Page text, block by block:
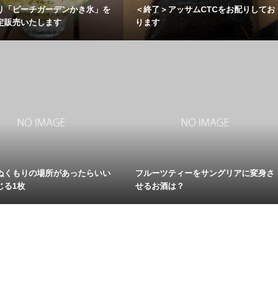
「ピーチガーデンかき氷」を
販売いたします
＜終了＞アッサムCTCをお配りしてお
ります
くもりの場所があったらいい
る1枚
フルーツティーをサングリアに変身さ
せるお酒は？